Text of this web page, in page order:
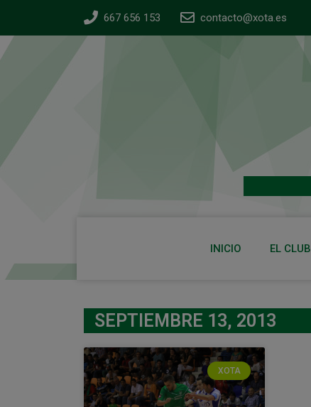
667 656 153 contacto@xota.es
INICIO EL CLUB
SEPTIEMBRE 13, 2013
XOTA